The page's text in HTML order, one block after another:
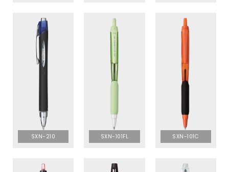
SXN-210 SXN-101FL SXN-101C